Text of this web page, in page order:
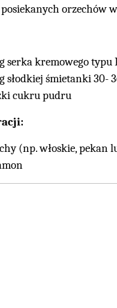
orzechów
serka kremowego typu
słodkiej śmietanki 30-
cukru pudru
(np. włoskie, pekan